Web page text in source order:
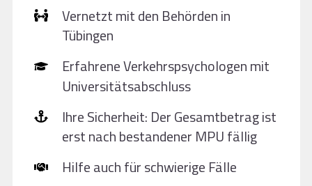
Vernetzt mit den Behörden in
Tübingen
Erfahrene Verkehrspsychologen mit
Universitätsabschluss
Ihre Sicherheit: Der Gesamtbetrag ist
erst nach bestandener MPU fällig
Hilfe auch für schwierige Fälle